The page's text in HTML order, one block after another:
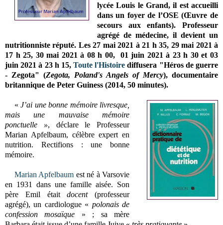
lycée Louis le Grand, il est accueilli
dans un foyer de l’OSE (Œuvre de
secours aux enfants). Professeur
agrégé de médecine, il devient un
nutritionniste réputé. Les27 mai 2021 à 21 h 35, 29 mai 2021 à
17 h 25, 30 mai 2021 à 08 h 00, 01 juin 2021 à 23 h 30 et03
juin 2021 à 23 h 15,Toute l'Histoire diffusera "Héros de guerre
- Zegota" (Zegota, Poland's Angels of Mercy), documentaire
britannique de Peter Guiness (2014, 50 minutes).
«J’ai une bonne mémoire livresque,
mais une mauvaise mémoire
ponctuelle », déclare le Professeur
Marian Apfelbaum, célèbre expert en
nutrition. Rectifions : une bonne
mémoire.
Marian Apfelbaum est né à Varsovie
en 1931 dans une famille aisée. Son
père Emil étaitdocent(professeur
agrégé), un cardiologue « polonais de
confession mosaïque » ; sa mère